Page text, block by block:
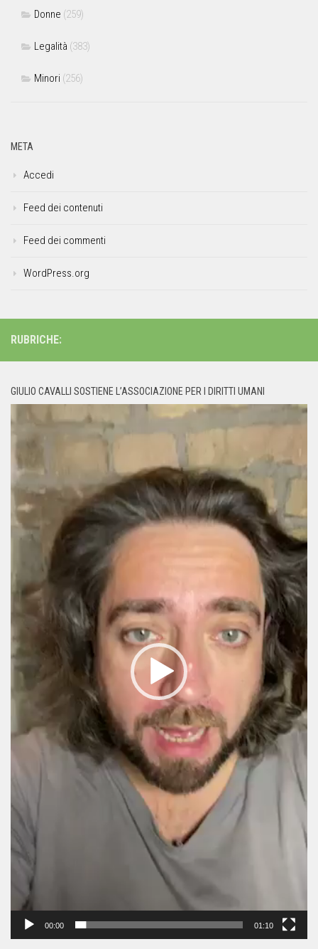
Donne (259)
Legalità (383)
Minori (256)
META
Accedi
Feed dei contenuti
Feed dei commenti
WordPress.org
RUBRICHE:
GIULIO CAVALLI SOSTIENE L’ASSOCIAZIONE PER I DIRITTI UMANI
Player
00:00 01:10